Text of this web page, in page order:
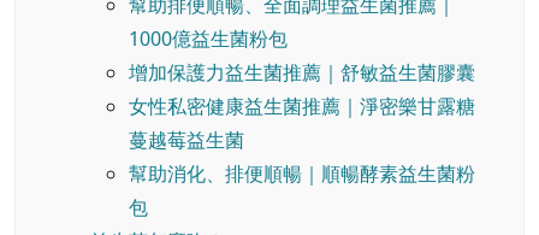
1000億益生菌粉包
增加保護力益生菌推薦｜舒敏益生菌膠囊
女性私密健康益生菌推薦｜淨密樂甘露糖
蔓越莓益生菌
幫助消化、排便順暢｜順暢酵素益生菌粉
包